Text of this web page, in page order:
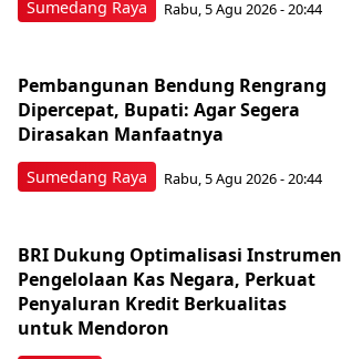
Sumedang Raya Rabu, 5 Agu 2026 - 20:44
Sumedang Raya
Pembangunan Bendung Rengrang
Dipercepat, Bupati: Agar Segera
Dirasakan Manfaatnya
Rabu, 5 Agu 2026 - 20:44
BRI Dukung Optimalisasi Instrumen
Pengelolaan Kas Negara, Perkuat
Penyaluran Kredit Berkualitas
untuk Mendoron